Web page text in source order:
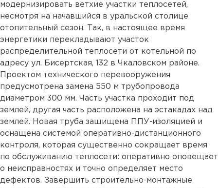
модернизировать ветхие участки теплосетей,
несмотря на начавшийся в уральской столице
отопительный сезон. Так, в настоящее время
энергетики перекладывают участок
распределительной теплосети от котельной по
адресу ул. Бисертская, 132 в Чкаловском районе.
Проектом технического перевооружения
предусмотрена замена 550 м трубопровода
диаметром 300 мм. Часть участка проходит под
землей, другая часть расположена на эстакадах над
землей. Новая труба защищена ППУ-изоляцией и
оснащена системой оперативно-дистанционного
контроля, которая существенно сокращает время
по обслуживанию теплосети: оперативно оповещает
о неисправностях и точно определяет место
дефектов. Завершить строительно-монтажные